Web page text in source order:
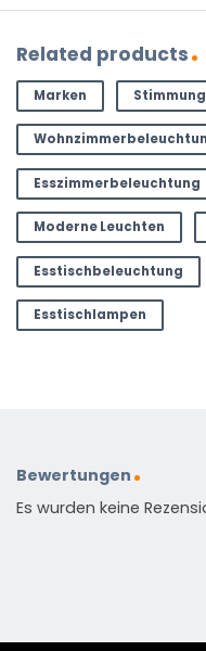
Related products
Marken
Esszimmerbeleuchtung
Moderne Leuchten
Esstischbeleuchtung
Esstischlampen
Bewertungen
Es wurden keine